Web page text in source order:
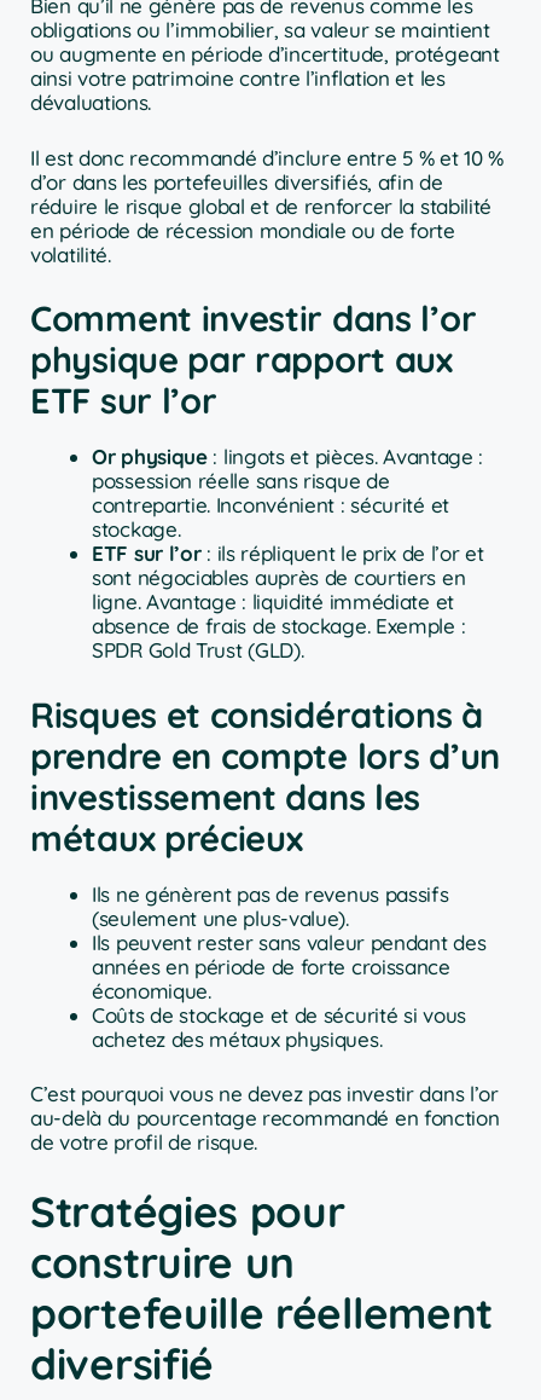
Bien qu’il ne génère pas de revenus comme les
obligations ou l’immobilier, sa valeur se maintient
ou augmente en période d’incertitude, protégeant
ainsi votre patrimoine contre l’inflation et les
dévaluations.
Il est donc recommandé d’inclure entre 5 % et 10 %
d’or dans les portefeuilles diversifiés, afin de
réduire le risque global et de renforcer la stabilité
en période de récession mondiale ou de forte
volatilité.
Comment investir dans l’or
physique par rapport aux
ETF sur l’or
Or physique: lingots et pièces. Avantage :
possession réelle sans risque de
contrepartie. Inconvénient : sécurité et
stockage.
ETF sur l’or: ils répliquent le prix de l’or et
sont négociables auprès de courtiers en
ligne. Avantage : liquidité immédiate et
absence de frais de stockage. Exemple :
SPDR Gold Trust (GLD).
Risques et considérations à
prendre en compte lors d’un
investissement dans les
métaux précieux
Ils ne génèrent pas de revenus passifs
(seulement une plus-value).
Ils peuvent rester sans valeur pendant des
années en période de forte croissance
économique.
Coûts de stockage et de sécurité si vous
achetez des métaux physiques.
C’est pourquoi vous ne devez pas investir dans l’or
au-delà du pourcentage recommandé en fonction
de votre profil de risque.
Stratégies pour
construire un
portefeuille réellement
diversifié